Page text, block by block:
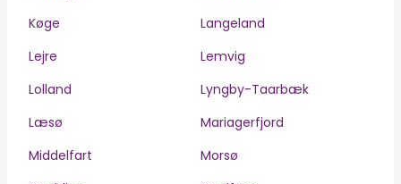
Køge
Langeland
Lejre
Lemvig
Lolland
Lyngby-Taarbæk
Læsø
Mariagerfjord
Middelfart
Morsø